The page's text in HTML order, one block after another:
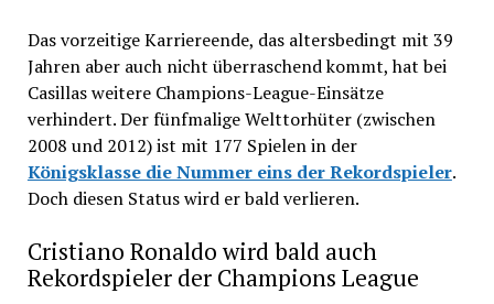
Das vorzeitige Karriereende, das altersbedingt mit 39
Jahren aber auch nicht überraschend kommt, hat bei
Casillas weitere Champions-League-Einsätze
verhindert. Der fünfmalige Welttorhüter (zwischen
2008 und 2012) ist mit 177 Spielen in der
Königsklasse die Nummer eins der Rekordspieler.
Doch diesen Status wird er bald verlieren.
Cristiano Ronaldo wird bald auch
Rekordspieler der Champions League